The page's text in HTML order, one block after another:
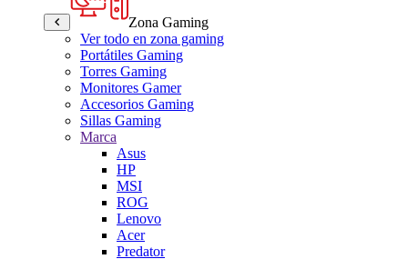
Zona Gaming
Ver todo en zona gaming
Portátiles Gaming
Torres Gaming
Monitores Gamer
Accesorios Gaming
Sillas Gaming
Marca
Asus
HP
MSI
ROG
Lenovo
Acer
Predator